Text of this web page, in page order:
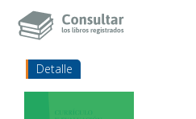
Detalle